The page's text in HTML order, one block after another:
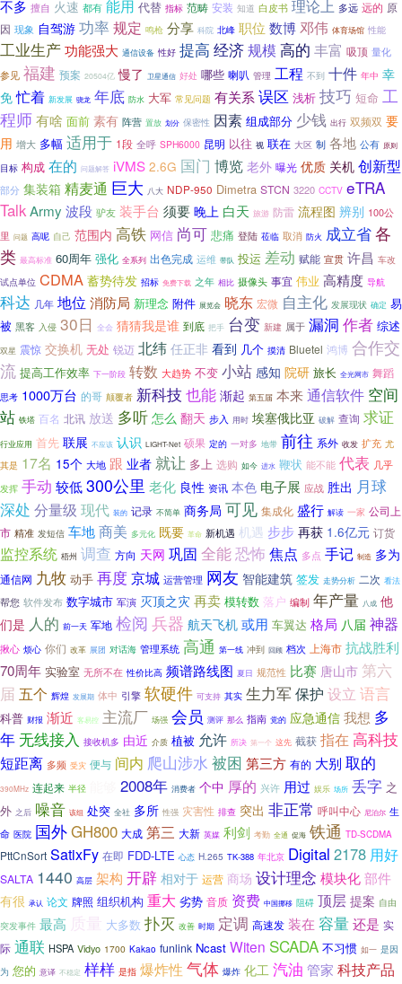
不多 擅自 火速 都有 能用 代替 指标 范畴 安装 知道 白皮书 理论上 多远 远的 原
因 现象 自驾游 功率规定 鸣枪 分享 科院 北峰 职位 数博邓伟 体育场馆 性能
工业生产功能强大 通信设备 性好 提高 经济规模 高的 丰富 吸顶 量化
参见 福建 预案 20504亿 慢了 卫星通信 好处 哪些 喇叭 管理 工程 不到 十件 年中 幸
免 忙着 新发展 骁龙 年底 防水 大军 常见问题 有关系 误区 浅析 技巧 短命 工
程师有啥 面前 素有 阵营 置放 划分 保密性 因素 组成部分 少钱 出行 双频双 要
用 增大 多幅 适用于 1段 全呼 SPH6000 昆明 以往 视 联在 大区 制 各地 公有 原则
目标 构成 在的 问题解答 iVMS 2.6G 国门 博览 老外 曝光 优质 关机 创新型
部分 集装箱 精麦通 巨大 八大 NDP-950 Dimetra STCN 3220 CCTV eTRA
TalkArmy 波段 驴友 装手台 须要晚上 白天 旅游 防雷 流程图 辨别 100公
里 问题 高呢 自己 范围内 高铁 网信 尚可 悲痛 登陆 莅临 取消 防火 成立省各
类 最高标准 60周年 强化 全系列 出色完成 运维 带队 投运 差动 赋能 宣贯 许昌 车改
试点单位 CDMA 蓄势待发 招标 免费下载 之年 相比 摄像头 事宜 伟业 高精度 导航
科达 几年 地位 消防局 新理念 附件 展览会 晓东 宏微 自主化 发展现状 确定 易
被 黑客 入侵 30日 全会 猜猜我是谁 到底 把手 台变 新建 属于 漏洞 作者 综述
双星 震惊 交换机 无处 锐迈 北纬 任正非 看到 几个 摸清 Bluetel 鸿博 合作交
流 提高工作效率 下一阶段 转数 大趋势 不变 小站 感知 院研 旅长 全光网市 舞蹈
思考 1000万台 的哥 颠覆者 新科技 也能 渐起 第五届 本来通信软件 空间
站 铁塔 百名 北讯 放送 多听 怎么 翻天 步入 用时 埃塞俄比亚 破解 查询 求证
行业应用 首先 联展 不应该 认识 LIGHT-Net 硕果 定的 一对多 地带 前往 系外 收发 扩充 尤
其是 17名 15个 大地 跟 业者 就让 多上 选购 如今 进水 鞭状 能不能 代表 几乎
发挥 手动 较低300公里 老化 良性 资讯 本色 电子展 应战 胜出 月球
深处 分量级 现代 装的 记录 不简单 商务局 可见 集成化 盛行 解读 一家 公司上
市 精准 发短信 车地商美 多元化 既要 革命 新机遇 机遇 步步 再获 1.6亿元 订货
监控系统 梧州 调查 方向 天网 巩固 全能恐怖 焦点 多点 手记 制造 多为
通信网 九牧 动手 再度京城 运营管理 网友 智能建筑 签发 走势分析 二次 看法
帮您 软件发布 数字城市 军演 灭顶之灾 再卖 模转数 落户 编制 年产量 八成 他
们是 人的 前一天 军地 检阅 兵器 航天飞机 或用 车翼达 格局 八届 神器
揪心 烦心 你们 改革 展团 对话海 管理系统 高通 第一线 冲到 回顾 档次 上海市 抗战胜利
70周年 实验室 无所不在 性价比高 频谱路线图 夏日 规范性 比赛 唐山市 第六
届 五个 辉煌 发展期 体中 引擎 软硬件 可支持 其实 生力军 保护 设立 语言
科普 财报 渐近 客易控 主流厂 场强 会员 测评 那么 指南 党的 应急通信我想 多
年无线接入 接收机多 由近 介质 植被 允许 所决 第一个 这先 截获 指在 高科技
短距离 多频 受灾 便与 间内 爬山涉水 被困 第三方 有的 大别 取的
390MHz 连起来 半径 2008年 消费者 个中 厚的 兴许 用过 娱乐 场所 丢字 之
外 之后 噪音 该组 处突 全社 多所 性强 灾害性 排查 突出 非正常 呼叫中心 尼泊尔 生
命 医院 国外GH800 大成 第三 大新 英媒 利剑 考勤 全通 促海 铁通 TD-SCDMA
PttCnSort SatixFy 在即 FDD-LTE 心态 H.265 TK-388 年北京 Digital 2178 用好
SALTA 1440 高层 架构 开辟 相对于 运营 商场 设计理念 模块化部件
有很 承认 论文 牌照 组织机构 重大 劣势 音质 资费 中国挪移 阻碍 顶层 提案 自由
突发事件 最高 质量 大多数 扑灭 改善 时期 定调 高速发 装在 容量还是 实
际 通联 HSPA Vidyo 1700 Kakao funlink Ncast Witen SCADA 不习惯 如一 是因
为 您的 意译 不稳定 样样 是指 爆炸性 气体 爆炸 化工 汽油 管家 科技产品